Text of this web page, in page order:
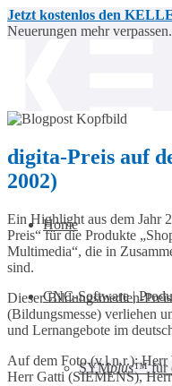
Jetzt kostenlos den
Neuerungen mehr verpassen.
Home
CNC-Software |
SYMplus™ für
digita-Preis auf
2002)
Ein Highlight aus dem Jahr
Preis“ für die Produkte
Multimedia“, die in
sind.
Dieser Bildungsmedien-
(Bildungsmesse) verliehen
und Lernangebote im
Auf dem Foto (v.l.n.r.):
Herr Gatti (SIEMENS),